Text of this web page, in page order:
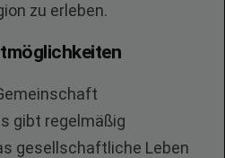
zu erleben.
gibt regelmäßig
gesellschaftliche Leben